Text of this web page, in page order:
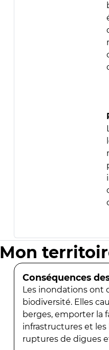
Mon
Conséquences
Les inondations ont
biodiversité. Elles
berges, emporter la
infrastructures et
ruptures de digues